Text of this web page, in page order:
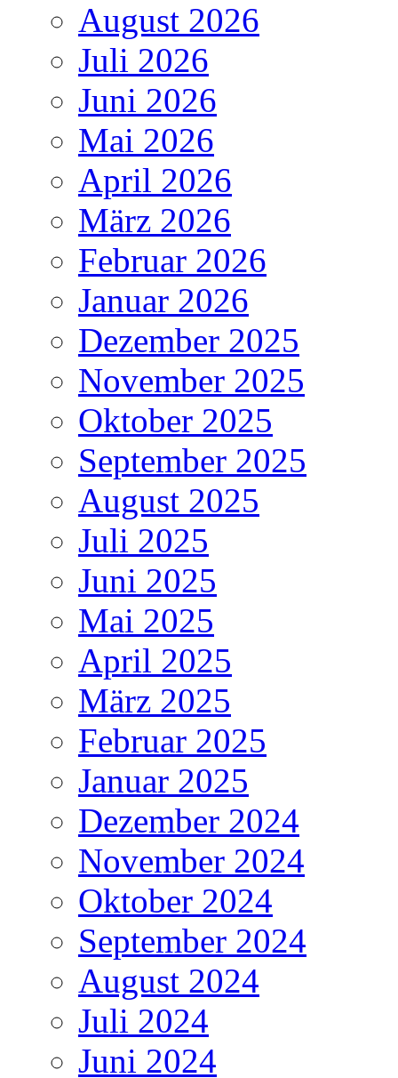
August 2026
Juli 2026
Juni 2026
Mai 2026
April 2026
März 2026
Februar 2026
Januar 2026
Dezember 2025
November 2025
Oktober 2025
September 2025
August 2025
Juli 2025
Juni 2025
Mai 2025
April 2025
März 2025
Februar 2025
Januar 2025
Dezember 2024
November 2024
Oktober 2024
September 2024
August 2024
Juli 2024
Juni 2024